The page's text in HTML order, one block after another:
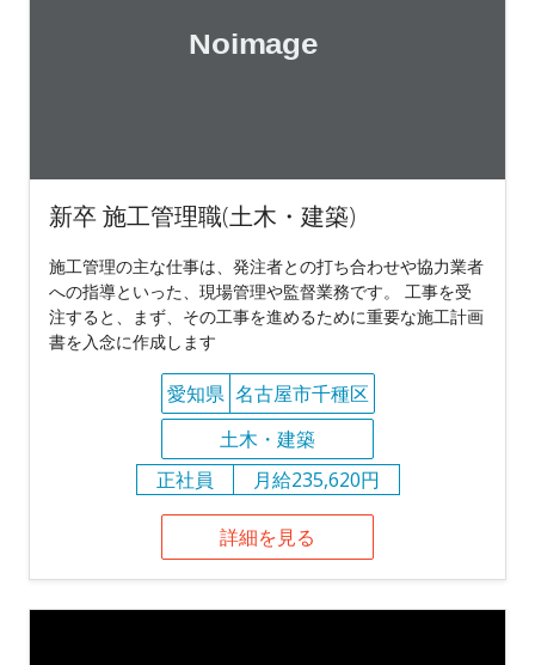
新卒 施工管理職(土木・建築)
施工管理の主な仕事は、発注者との打ち合わせや協力業者
への指導といった、現場管理や監督業務です。 工事を受
注すると、まず、その工事を進めるために重要な施工計画
書を入念に作成します
愛知県 名古屋市千種区
土木・建築
正社員
月給235,620円
詳細を見る